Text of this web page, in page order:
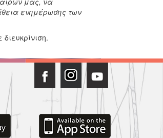
ενημέρωσης των